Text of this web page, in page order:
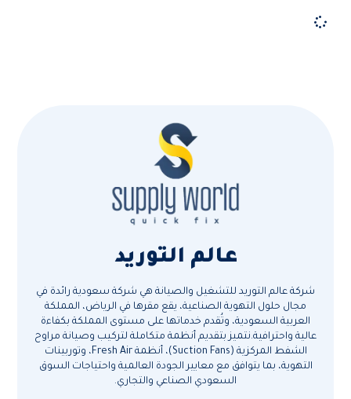
عالم التوريد
شركة عالم التوريد للتشغيل والصيانة هي شركة سعودية رائدة في
مجال حلول التهوية الصناعية، يقع مقرها في الرياض، المملكة
العربية السعودية، وتُقدم خدماتها على مستوى المملكة بكفاءة
عالية واحترافية.نتميز بتقديم أنظمة متكاملة لتركيب وصيانة مراوح
الشفط المركزية (Suction Fans)، أنظمة Fresh Air، وتوربينات
التهوية، بما يتوافق مع معايير الجودة العالمية واحتياجات السوق
السعودي الصناعي والتجاري.